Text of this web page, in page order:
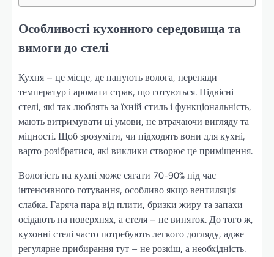
Особливості кухонного середовища та
вимоги до стелі
Кухня – це місце, де панують волога, перепади
температур і аромати страв, що готуються. Підвісні
стелі, які так люблять за їхній стиль і функціональність,
мають витримувати ці умови, не втрачаючи вигляду та
міцності. Щоб зрозуміти, чи підходять вони для кухні,
варто розібратися, які виклики створює це приміщення.
Вологість на кухні може сягати 70-90% під час
інтенсивного готування, особливо якщо вентиляція
слабка. Гаряча пара від плити, бризки жиру та запахи
осідають на поверхнях, а стеля – не виняток. До того ж,
кухонні стелі часто потребують легкого догляду, адже
регулярне прибирання тут – не розкіш, а необхідність.